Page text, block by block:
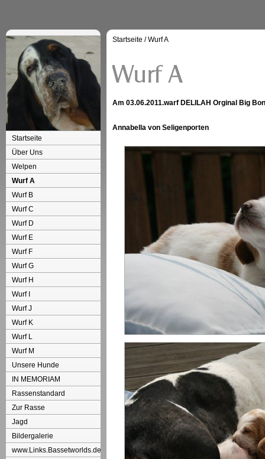
Startseite
Über Uns
Welpen
Wurf A
Wurf B
Wurf C
Wurf D
Wurf E
Wurf F
Wurf G
Wurf H
Wurf I
Wurf J
Wurf K
Wurf L
Wurf M
Unsere Hunde
IN MEMORIAM
Rassenstandard
Zur Rasse
Jagd
Bildergalerie
www.Links.Bassetworlds.de
Startseite /Wurf A
Am 03.06.2011.warf DELILAH Orginal Big
Annabella von Seligenporten